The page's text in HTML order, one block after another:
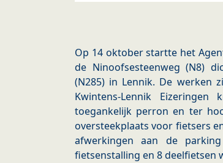
Op 14 oktober startte het
de Ninoofsesteenweg (N8)
(N285) in Lennik. De werken
Kwintens-Lennik
toegankelijk perron en ter
oversteekplaats voor fietsers
afwerkingen aan de
fietsenstalling en 8 deelfietsen